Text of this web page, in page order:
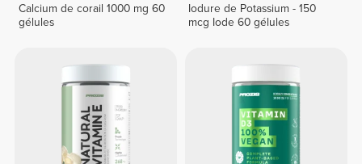
Calcium de corail 1000 mg 60
gélules
Iodure de Potassium - 150
mcg Iode 60 gélules